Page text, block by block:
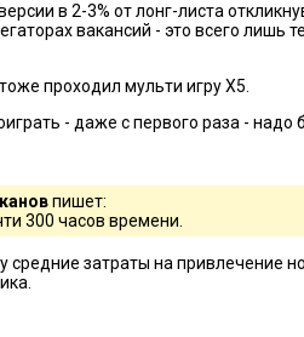
робот может забронировать
массового рекрутмента
не вызвать негативной реакции.
в VK и нанять 80
руководитель отдела
организации Five
в 2-3% от лонг-листа
вакансий - это всего лишь
проходил мульти игру Х5.
- даже с первого раза -
пишет:
300 часов времени.
средние затраты на привлечение